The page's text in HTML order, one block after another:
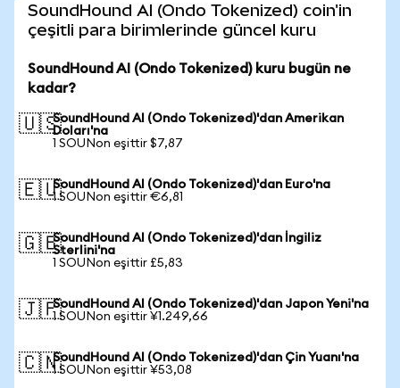
SoundHound AI (Ondo Tokenized) coin'in
çeşitli para birimlerinde güncel kuru
SoundHound AI (Ondo Tokenized) kuru bugün ne
kadar?
🇺🇸SoundHound AI (Ondo Tokenized)'dan Amerikan
Doları'na
1 SOUNon eşittir $7,87
🇪🇺SoundHound AI (Ondo Tokenized)'dan Euro'na
1 SOUNon eşittir €6,81
🇬🇧SoundHound AI (Ondo Tokenized)'dan İngiliz
Sterlini'na
1 SOUNon eşittir £5,83
🇯🇵SoundHound AI (Ondo Tokenized)'dan Japon Yeni'na
1 SOUNon eşittir ¥1.249,66
🇨🇳SoundHound AI (Ondo Tokenized)'dan Çin Yuanı'na
1 SOUNon eşittir ¥53,08